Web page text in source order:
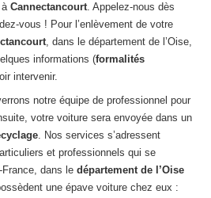
à Cannectancourt. Appelez-nous dès
vous ! Pour l’enlèvement de votre
, dans le département de l’Oise,
informations (formalités
intervenir.
notre équipe de professionnel pour
votre voiture sera envoyée dans un
. Nos services s’adressent
et professionnels qui se
dans le département de l’Oise
une épave voiture chez eux :